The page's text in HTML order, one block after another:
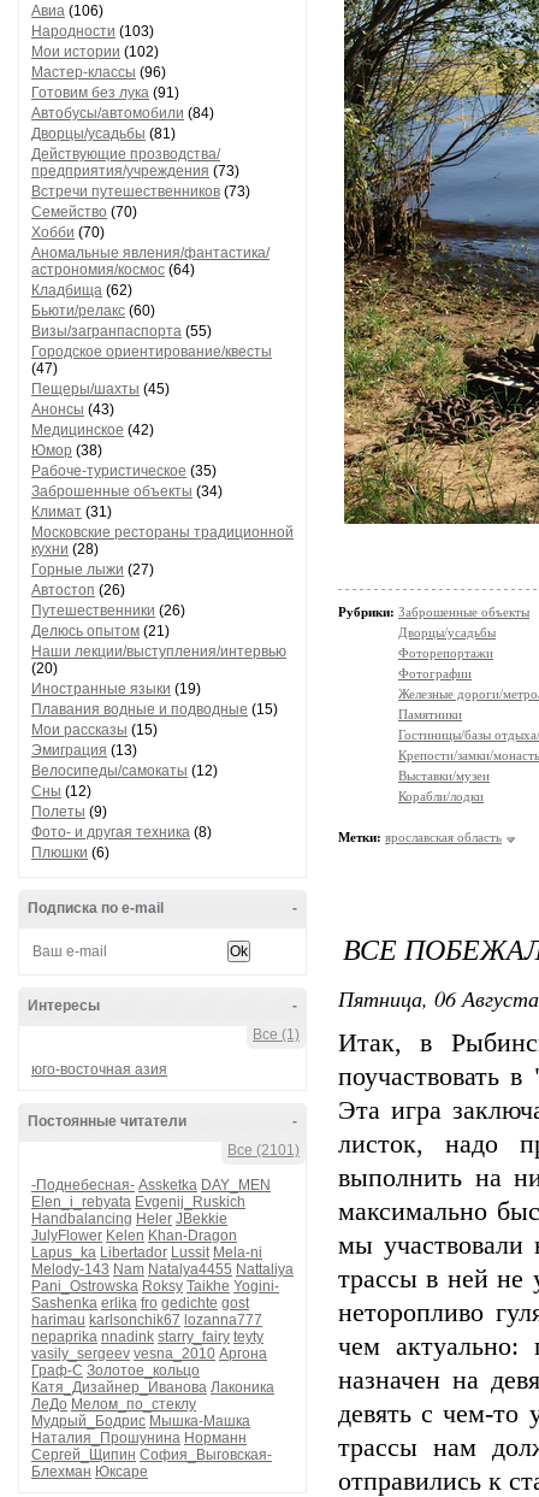
Авиа (106)
Народности (103)
Мои истории (102)
Мастер-классы (96)
Готовим без лука (91)
Автобусы/автомобили (84)
Дворцы/усадьбы (81)
Действующие прозводства/
предприятия/учреждения (73)
Встречи путешественников (73)
Семейство (70)
Хобби (70)
Аномальные явления/фантастика/
астрономия/космос (64)
Кладбища (62)
Бьюти/релакс (60)
Визы/загранпаспорта (55)
Городское ориентирование/квесты
(47)
Пещеры/шахты (45)
Анонсы (43)
Медицинское (42)
Юмор (38)
Рабоче-туристическое (35)
Заброшенные объекты (34)
Климат (31)
Московские рестораны традиционной
кухни (28)
Горные лыжи (27)
Автостоп (26)
Путешественники (26)
Делюсь опытом (21)
Наши лекции/выступления/интервью
(20)
Иностранные языки (19)
Плавания водные и подводные (15)
Мои рассказы (15)
Эмиграция (13)
Велосипеды/самокаты (12)
Сны (12)
Полеты (9)
Фото- и другая техника (8)
Плюшки (6)
-
Подписка по e-mail
-
Интересы
Все (1)
юго-восточная азия
-
Постоянные читатели
Все (2101)
-Поднебесная- Assketka DAY_MEN
Elen_i_rebyata Evgenij_Ruskich
Handbalancing Heler JBekkie
JulyFlower Kelen Khan-Dragon
Lapus_ka Libertador Lussit Mela-ni
Melody-143 Nam Natalya4455 Nattaliya
Pani_Ostrowska Roksy Taikhe Yogini-
Sashenka erlika fro gedichte gost
harimau karlsonchik67 lozanna777
nepaprika nnadink starry_fairy teyty
vasily_sergeev vesna_2010 Аргона
Граф-С Золотое_кольцо
Катя_Дизайнер_Иванова Лаконика
ЛеДо Мелом_по_стеклу
Мудрый_Бодрис Мышка-Машка
Наталия_Прошунина Норманн
Сергей_Щипин София_Выговская-
Блехман Юксаре
Рубрики: Заброшенные объекты
Дворцы/усадьбы
Фоторепортажи
Фотографии
Железные дороги/
Памятники
Гостиницы/базы
Крепости/замки/
Выставки/музеи
Корабли/лодки
Метки: ярославская область
ВСЕ
Пятница, 06
Итак, в
поучаствовать
Эта игра
листок, надо
выполнить на
максимально
мы участвовали
трассы в ней
неторопливо
чем
назначен на
девять с чем-то
трассы нам
отправились к